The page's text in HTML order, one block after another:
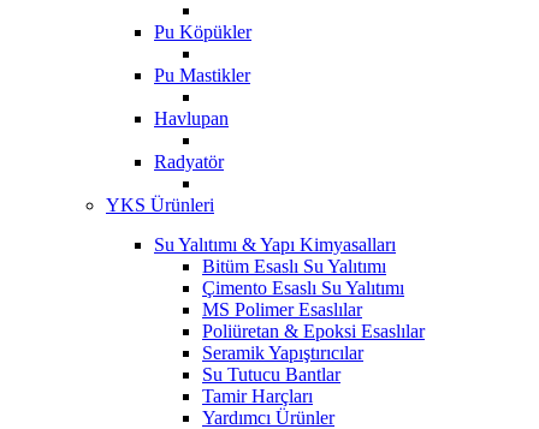
Pu Köpükler
Pu Mastikler
Havlupan
Radyatör
YKS Ürünleri
Su Yalıtımı & Yapı Kimyasalları
Bitüm Esaslı Su Yalıtımı
Çimento Esaslı Su Yalıtımı
MS Polimer Esaslılar
Poliüretan & Epoksi Esaslılar
Seramik Yapıştırıcılar
Su Tutucu Bantlar
Tamir Harçları
Yardımcı Ürünler